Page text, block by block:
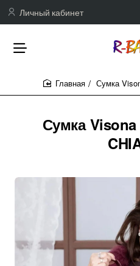
Личный кабинет
Сумка
Сумка